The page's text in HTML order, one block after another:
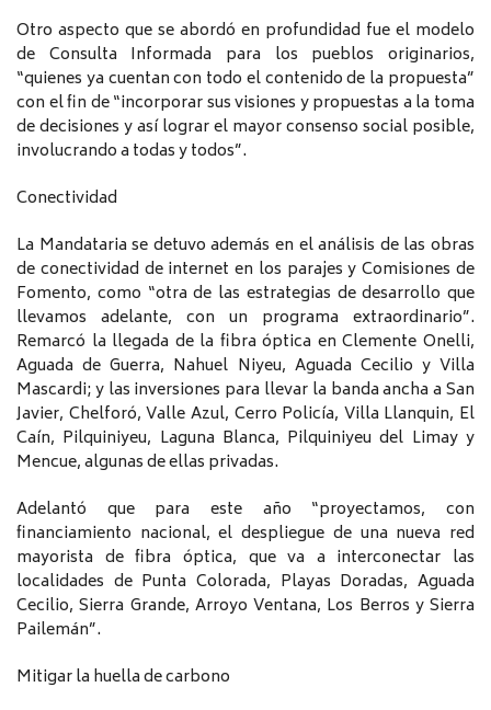
Otro aspecto que se abordó en profundidad fue el modelo
de Consulta Informada para los pueblos originarios,
“quienes ya cuentan con todo el contenido de la propuesta”
con el fin de “incorporar sus visiones y propuestas a la toma
de decisiones y así lograr el mayor consenso social posible,
involucrando a todas y todos”.
Conectividad
La Mandataria se detuvo además en el análisis de las obras
de conectividad de internet en los parajes y Comisiones de
Fomento, como “otra de las estrategias de desarrollo que
llevamos adelante, con un programa extraordinario”.
Remarcó la llegada de la fibra óptica en Clemente Onelli,
Aguada de Guerra, Nahuel Niyeu, Aguada Cecilio y Villa
Mascardi; y las inversiones para llevar la banda ancha a San
Javier, Chelforó, Valle Azul, Cerro Policía, Villa Llanquin, El
Caín, Pilquiniyeu, Laguna Blanca, Pilquiniyeu del Limay y
Mencue, algunas de ellas privadas.
Adelantó que para este año “proyectamos, con
financiamiento nacional, el despliegue de una nueva red
mayorista de fibra óptica, que va a interconectar las
localidades de Punta Colorada, Playas Doradas, Aguada
Cecilio, Sierra Grande, Arroyo Ventana, Los Berros y Sierra
Pailemán”.
Mitigar la huella de carbono